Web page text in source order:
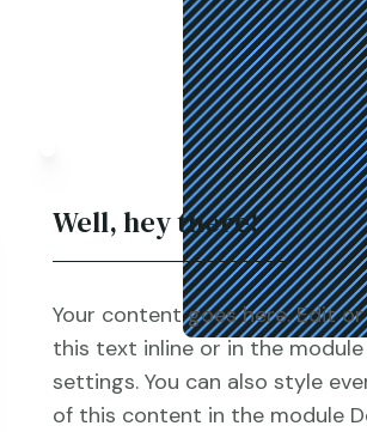
Well, hey there!
Your content goes here. Edit
this text inline or in the
settings. You can also style
of this content in the module